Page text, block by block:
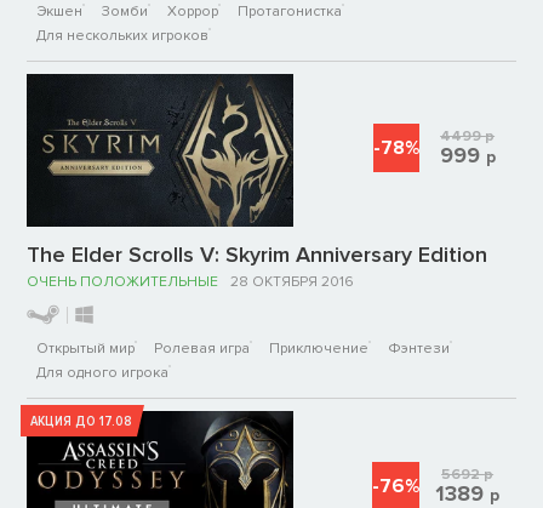
Экшен Зомби Хоррор
Протагонистка
Для нескольких игроков
The Elder Scrolls V: Skyrim Anniversary Edition
ОЧЕНЬ ПОЛОЖИТЕЛЬНЫЕ 28 ОКТЯБРЯ 2016
Открытый мир Ролевая игра Приключение
Фэнтези
Для одного игрока
-78% 4499р
999 р
АКЦИЯ ДО 17.08
-76% 5692р
1389 р